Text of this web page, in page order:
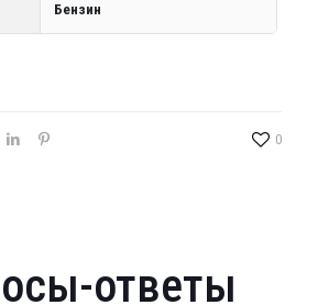
Бензин
0
ответы